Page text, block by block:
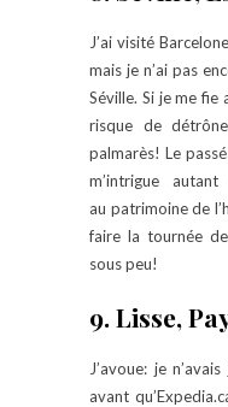
J’ai visité
mais je n’ai pas
Séville. Si je me fie
risque de
palmarès! Le
m’intrigue
au patrimoine de
faire la tournée
sous peu!
9. Lisse,
J’avoue: je
avant